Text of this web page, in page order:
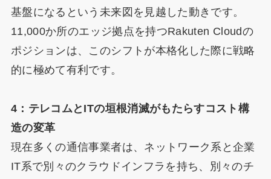
基盤になるという未来図を見越した動きです。
11,000か所のエッジ拠点を持つRakuten Cloudの
ポジションは、このシフトが本格化した際に戦略
的に極めて有利です。
4：テレコムとITの垣根消滅がもたらすコスト構
造の変革
現在多くの通信事業者は、ネットワーク系と企業
IT系で別々のクラウドインフラを持ち、別々のチ